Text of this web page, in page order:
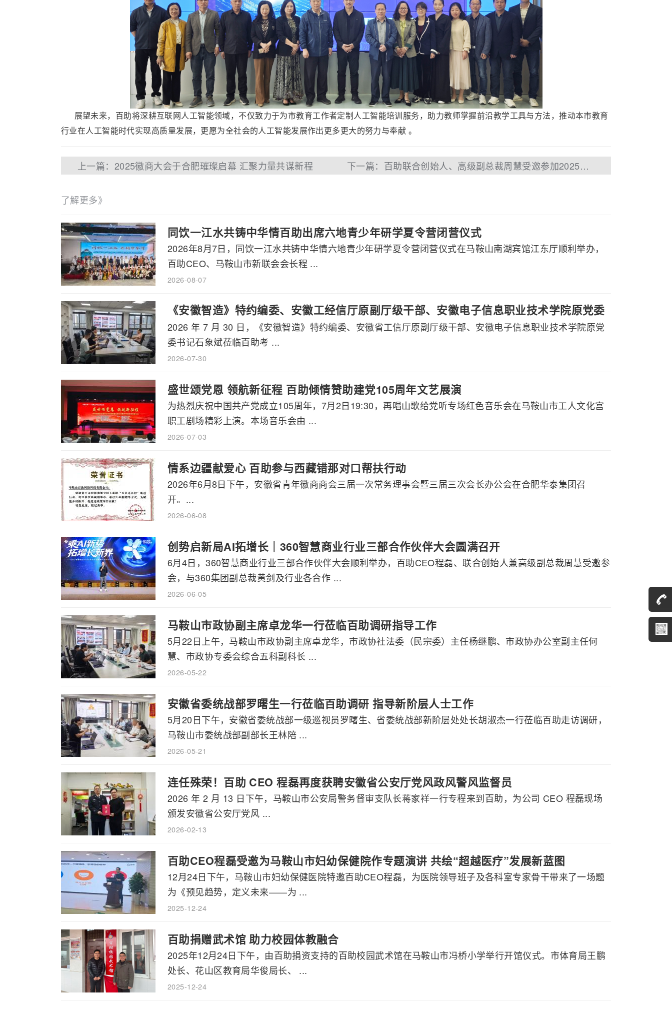
展望未来，百助将深耕互联网人工智能领域，不仅致力于为市教育工作者定制人工智能培训服务，助力教师掌握前沿教学工具与方法，推动本市教育
行业在人工智能时代实现高质量发展，更愿为全社会的人工智能发展作出更多更大的努力与奉献 。
上一篇：2025徽商大会于合肥璀璨启幕 汇聚力量共谋新程 下一篇：百助联合创始人、高级副总裁周慧受邀参加2025百度联盟大会 荣获“同心共济 驭势同行奖”
了解更多》
同饮一江水共铸中华情百助出席六地青少年研学夏令营闭营仪式
2026年8月7日，同饮一江水共铸中华情六地青少年研学夏令营闭营仪式在马鞍山南湖宾馆江东厅顺利举办，
百助CEO、马鞍山市新联会会长程 ...
2026-08-07
《安徽智造》特约编委、安徽工经信厅原副厅级干部、安徽电子信息职业技术学院原党委
书记石象斌莅临百助考察交流
2026 年 7 月 30 日，《安徽智造》特约编委、安徽省工信厅原副厅级干部、安徽电子信息职业技术学院原党
委书记石象斌莅临百助考 ...
2026-07-30
盛世颂党恩 领航新征程 百助倾情赞助建党105周年文艺展演
为热烈庆祝中国共产党成立105周年，7月2日19:30，再唱山歌给党听专场红色音乐会在马鞍山市工人文化宫
职工剧场精彩上演。本场音乐会由 ...
2026-07-03
情系边疆献爱心 百助参与西藏错那对口帮扶行动
2026年6月8日下午，安徽省青年徽商商会三届一次常务理事会暨三届三次会长办公会在合肥华泰集团召
开。...
2026-06-08
创势启新局AI拓增长｜360智慧商业行业三部合作伙伴大会圆满召开
6月4日，360智慧商业行业三部合作伙伴大会顺利举办，百助CEO程磊、联合创始人兼高级副总裁周慧受邀参
会，与360集团副总裁黄剑及行业各合作 ...
2026-06-05
马鞍山市政协副主席卓龙华一行莅临百助调研指导工作
5月22日上午，马鞍山市政协副主席卓龙华，市政协社法委（民宗委）主任杨继鹏、市政协办公室副主任何
慧、市政协专委会综合五科副科长 ...
2026-05-22
安徽省委统战部罗曙生一行莅临百助调研 指导新阶层人士工作
5月20日下午，安徽省委统战部一级巡视员罗曙生、省委统战部新阶层处处长胡淑杰一行莅临百助走访调研，
马鞍山市委统战部副部长王林陪 ...
2026-05-21
连任殊荣！百助 CEO 程磊再度获聘安徽省公安厅党风政风警风监督员
2026 年 2 月 13 日下午，马鞍山市公安局警务督审支队长蒋家祥一行专程来到百助，为公司 CEO 程磊现场
颁发安徽省公安厅党风 ...
2026-02-13
百助CEO程磊受邀为马鞍山市妇幼保健院作专题演讲 共绘“超越医疗”发展新蓝图
12月24日下午，马鞍山市妇幼保健医院特邀百助CEO程磊，为医院领导班子及各科室专家骨干带来了一场题
为《预见趋势，定义未来——为 ...
2025-12-24
百助捐赠武术馆 助力校园体教融合
2025年12月24日下午，由百助捐资支持的百助校园武术馆在马鞍山市冯桥小学举行开馆仪式。市体育局王鹏
处长、花山区教育局华俊局长、 ...
2025-12-24